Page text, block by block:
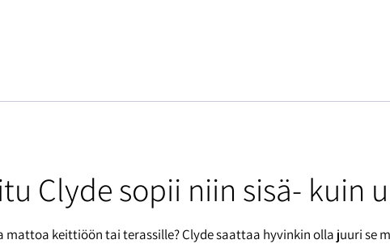
Clyde sopii niin sisä- kuin
keittiöön tai terassille? Clyde saattaa hyvinkin olla juuri se